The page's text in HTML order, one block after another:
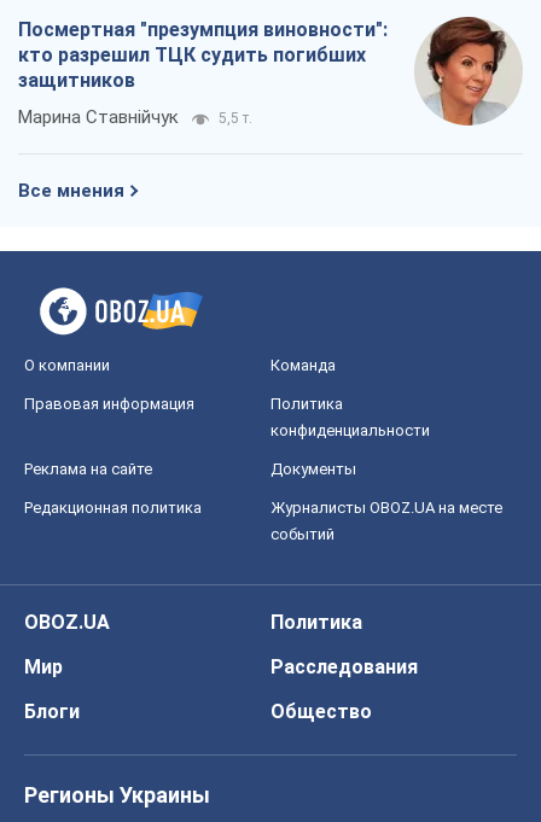
Посмертная "презумпция виновности":
кто разрешил ТЦК судить погибших
защитников
Марина Ставнійчук 5,5 т.
Все мнения
О компании Команда
Правовая информация
Политика
конфиденциальности
Реклама на сайте Документы
Редакционная политика
Журналисты OBOZ.UA на месте
событий
OBOZ.UA
Политика
Мир
Расследования
Блоги
Общество
Регионы Украины